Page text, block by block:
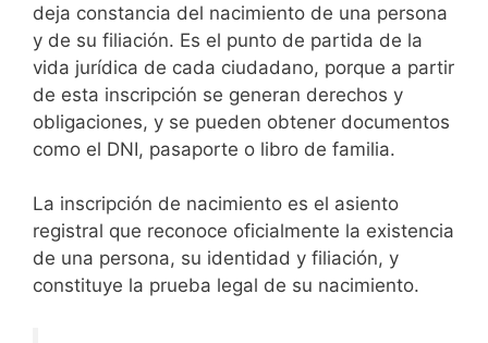
deja constancia del nacimiento de una persona
y de su filiación. Es el punto de partida de la
vida jurídica de cada ciudadano, porque a partir
de esta inscripción se generan derechos y
obligaciones, y se pueden obtener documentos
como el DNI, pasaporte o libro de familia.
La inscripción de nacimiento es el asiento
registral que reconoce oficialmente la existencia
de una persona, su identidad y filiación, y
constituye la prueba legal de su nacimiento.